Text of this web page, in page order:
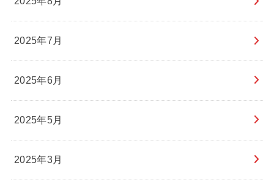
2025年7月
2025年6月
2025年5月
2025年3月